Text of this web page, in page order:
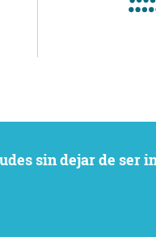
sin dejar de ser